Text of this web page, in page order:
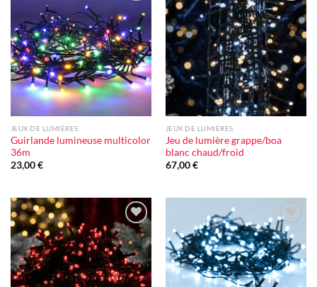
Ajouter
à la liste
d'envie
JEUX DE LUMIÈRES
Guirlande lumineuse multicolor
36m
23,00€
Ajouter
à la liste
d'envie
JEUX DE LUMIÈRES
Jeu de lumière grappe/boa
blanc chaud/froid
67,00€
Ajouter
à la liste
d'envie
Ajouter
à la liste
d'envie